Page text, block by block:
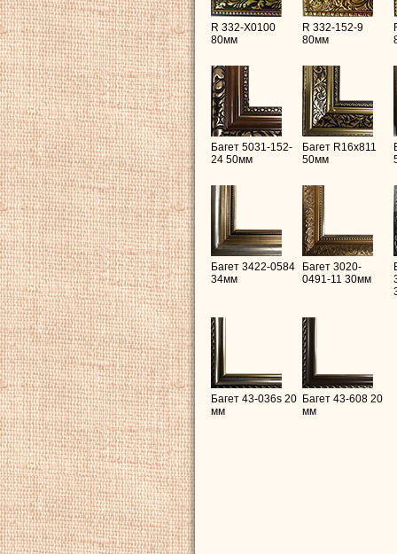
R 332-X0100
80мм
R 332-152-9
80мм
Багет 5031-152-
24 50мм
Багет R16х811
50мм
Багет 3422-0584
34мм
Багет 3020-
0491-11 30мм
Багет 43-036s 20
мм
Багет 43-608 20
мм